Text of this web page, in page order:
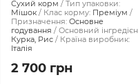
Сухий корм
Тип упаковки:
Мішок
Клас корму: Преміум
Призначення: Основне
годування
Основний
Курка, Рис
Країна виробник:
Італія
2 700 грн